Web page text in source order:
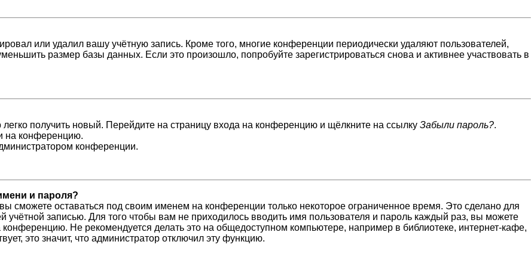
или удалил вашу учётную запись. Кроме того, многие конференции периодически удаляют пользователей,
размер базы данных. Если это произошло, попробуйте зарегистрироваться снова и активнее участвовать в
получить новый. Перейдите на страницу входа на конференцию и щёлкните на ссылку Забыли пароль?.
на конференцию.
конференции.
и пароля?
сможете оставаться под своим именем на конференции только некоторое ограниченное время. Это сделано для
учётной записью. Для того чтобы вам не приходилось вводить имя пользователя и пароль каждый раз, вы можете
конференцию. Не рекомендуется делать это на общедоступном компьютере, например в библиотеке, интернет-кафе,
это значит, что администратор отключил эту функцию.